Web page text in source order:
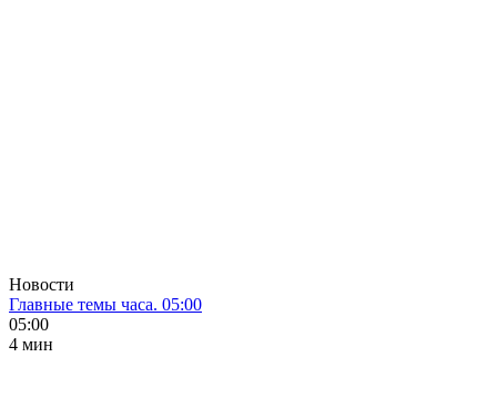
Новости
Главные темы часа. 05:00
05:00
4 мин